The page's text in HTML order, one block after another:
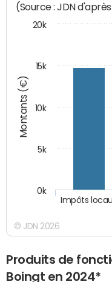
Montants (€)
(Source : JDN
Impôts
0k
5k
10k
15k
20k
© JDN 2026
Produits de
Boingt en 2024*